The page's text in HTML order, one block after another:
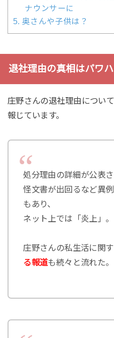
ナウンサーに
5. 奥さんや子供は？
退社理由の真相はパワハ
庄野さんの退社理由につい
報じています。
処分理由の詳細が公表
怪文書が出回るなど異
もあり、
ネット上では「炎上」。
庄野さんの私生活に関
る報道も続々と流れた。